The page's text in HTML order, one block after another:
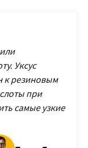
Уксус
к резиновым
при
самые узкие